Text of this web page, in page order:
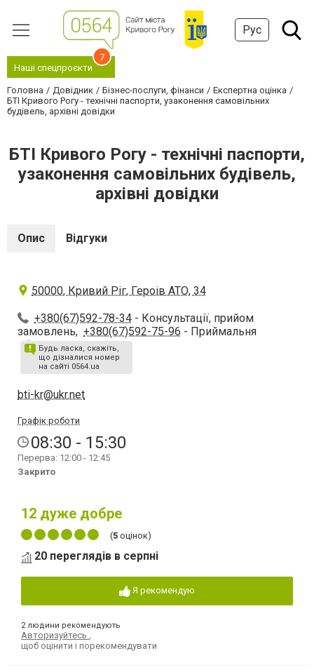
Рус
Наші спецпроєкти
7
Головна Довідник Бізнес-послуги, фінанси
Експертна оцінка
БТІ Кривого Рогу - технічні паспорти, узаконення самовільних
будівель, архівні довідки
БТІ Кривого Рогу - технічні паспорти,
узаконення самовільних будівель,
архівні довідки
Опис Відгуки
50000, Кривий Ріг, Героів АТО, 34
+380(67)592-78-34 - Консультації, прийом
замовлень, +380(67)592-75-96 - Приймальня
Будь ласка, скажіть,
що дізналися номер
на сайті 0564.ua
bti-kr@ukr.net
Графік роботи
08:30 - 15:30
Перерва: 12:00 - 12:45
Закрито
12 дуже добре
(5 оцінок)
20 переглядів в серпні
Я рекомендую
2 людини рекомендують
Авторизуйтесь
щоб оцінити і порекомендувати